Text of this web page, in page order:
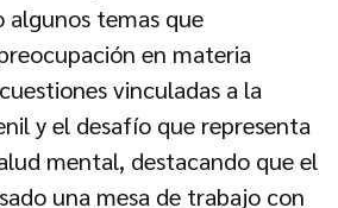
algunos temas que
en materia
vinculadas a la
y el desafío que representa
mental, destacando que el
una mesa de trabajo con